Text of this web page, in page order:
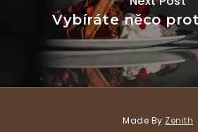
Vybíráte něco
Made By Zenith